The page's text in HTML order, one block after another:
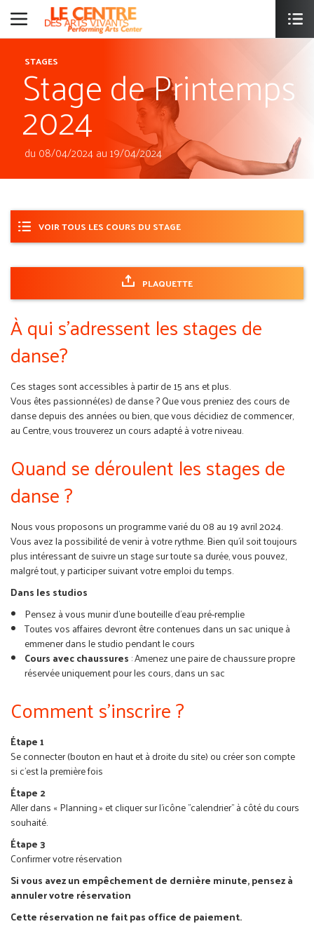
STAGES
Stage de Printemps
2024
du 08/04/2024 au 19/04/2024
VOIR TOUS LES COURS DU STAGE
PLAQUETTE
À qui s'adressent les stages de
danse?
Ces stages sont accessibles à partir de 15 ans et plus.
Vous êtes passionné(es) de danse ? Que vous preniez des cours de
danse depuis des années ou bien, que vous décidiez de commencer,
au Centre, vous trouverez un cours adapté à votre niveau.
Quand se déroulent les stages de
danse ?
Nous vous proposons un programme varié du 08 au 19 avril 2024.
Vous avez la possibilité de venir à votre rythme. Bien qu'il soit toujours
plus intéressant de suivre un stage sur toute sa durée, vous pouvez,
malgré tout, y participer suivant votre emploi du temps.
Dans les studios
Pensez à vous munir d'une bouteille d'eau pré-remplie
Toutes vos affaires devront être contenues dans un sac unique à
emmener dans le studio pendant le cours
Cours avec chaussures : Amenez une paire de chaussure propre
réservée uniquement pour les cours, dans un sac
Comment s'inscrire ?
Étape 1
Se connecter (bouton en haut et à droite du site) ou créer son compte
si c’est la première fois
Étape 2
Aller dans « Planning » et cliquer sur l’icône "calendrier" à côté du cours
souhaité.
Étape 3
Confirmer votre réservation
Si vous avez un empêchement de dernière minute, pensez à
annuler votre réservation
Cette réservation ne fait pas office de paiement.